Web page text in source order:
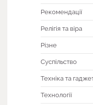
Рекомендації
Релігія та віра
Різне
Суспільство
Техніка та
Технології